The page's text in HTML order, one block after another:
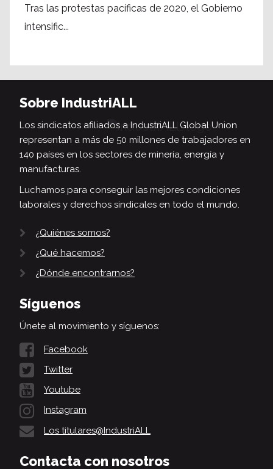
Tras las protestas pacíficas de 2020, el Gobierno
intensific...
Sobre IndustriALL
Los sindicatos afiliados a IndustriALL Global Union
representan a más de 50 millones de trabajadores en
140 países en los sectores de minería, energía y
manufacturas.
Luchamos para conseguir las mejores condiciones
laborales y derechos sindicales en todo el mundo.
¿Quiénes somos?
¿Qué hacemos?
¿Dónde encontrarnos?
Síguenos
Únete al movimiento y síguenos:
Facebook
Twitter
Youtube
Instagram
Los titulares@IndustriALL
Contacta con nosotros